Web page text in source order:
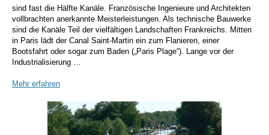
sind fast die Hälfte Kanäle. Französische Ingenieure und Architekten
vollbrachten anerkannte Meisterleistungen. Als technische Bauwerke
sind die Kanäle Teil der vielfältigen Landschaften Frankreichs. Mitten
in Paris lädt der Canal Saint-Martin ein zum Flanieren, einer
Bootsfahrt oder sogar zum Baden („Paris Plage“). Lange vor der
Industrialisierung …
Mehr erfahren